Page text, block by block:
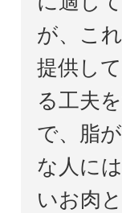
が、こ
提供し
る工夫
で、脂
な人に
いお肉